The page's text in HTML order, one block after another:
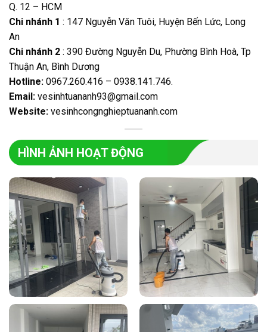
Q. 12 – HCM
Chi nhánh 1 : 147 Nguyễn Văn Tuôi, Huyện Bến Lức, Long
An
Chi nhánh 2 : 390 Đường Nguyễn Du, Phường Bình Hoà, Tp
Thuận An, Bình Dương
Hotline: 0967.260.416 – 0938.141.746.
Email: vesinhtuananh93@gmail.com
Website: vesinhcongnghieptuananh.com
HÌNH ẢNH HOẠT ĐỘNG